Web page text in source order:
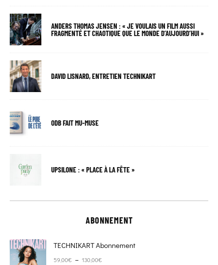
ANDERS THOMAS JENSEN : « JE VOULAIS UN FILM AUSSI
FRAGMENTÉ ET CHAOTIQUE QUE LE MONDE D’AUJOURD’HUI »
DAVID LISNARD, ENTRETIEN TECHNIKART
ODB FAIT MU-MUSE
UPSILONE : « PLACE À LA FÊTE »
ABONNEMENT
TECHNIKART Abonnement
59,00€ – 130,00€